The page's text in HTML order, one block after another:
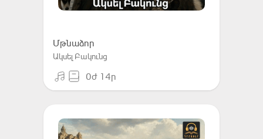
Մթնաձոր
Ակսել Բակունց
0ժ 14ր